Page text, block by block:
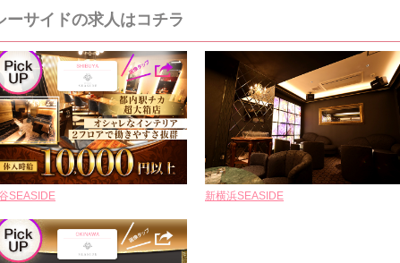
ーサイドの求人はコチラ
SEASIDE 新横浜SEASIDE